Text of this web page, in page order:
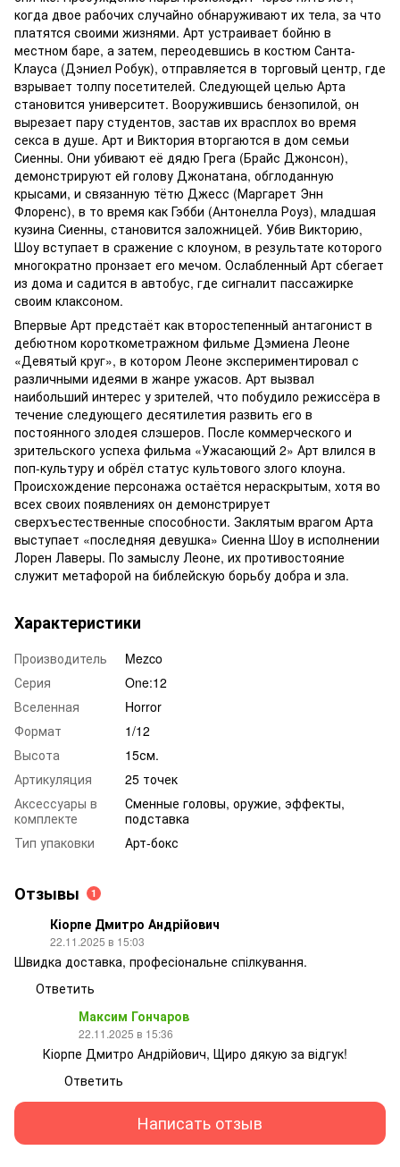
когда двое рабочих случайно обнаруживают их тела, за что
платятся своими жизнями. Арт устраивает бойню в
местном баре, а затем, переодевшись в костюм Санта-
Клауса (Дэниел Робук), отправляется в торговый центр, где
взрывает толпу посетителей. Следующей целью Арта
становится университет. Вооружившись бензопилой, он
вырезает пару студентов, застав их врасплох во время
секса в душе. Арт и Виктория вторгаются в дом семьи
Сиенны. Они убивают её дядю Грега (Брайс Джонсон),
демонстрируют ей голову Джонатана, обглоданную
крысами, и связанную тётю Джесс (Маргарет Энн
Флоренс), в то время как Гэбби (Антонелла Роуз), младшая
кузина Сиенны, становится заложницей. Убив Викторию,
Шоу вступает в сражение с клоуном, в результате которого
многократно пронзает его мечом. Ослабленный Арт сбегает
из дома и садится в автобус, где сигналит пассажирке
своим клаксоном.
Впервые Арт предстаёт как второстепенный антагонист в
дебютном короткометражном фильме Дэмиена Леоне
«Девятый круг», в котором Леоне экспериментировал с
различными идеями в жанре ужасов. Арт вызвал
наибольший интерес у зрителей, что побудило режиссёра в
течение следующего десятилетия развить его в
постоянного злодея слэшеров. После коммерческого и
зрительского успеха фильма «Ужасающий 2» Арт влился в
поп-культуру и обрёл статус культового злого клоуна.
Происхождение персонажа остаётся нераскрытым, хотя во
всех своих появлениях он демонстрирует
сверхъестественные способности. Заклятым врагом Арта
выступает «последняя девушка» Сиенна Шоу в исполнении
Лорен Лаверы. По замыслу Леоне, их противостояние
служит метафорой на библейскую борьбу добра и зла.
Характеристики
Производитель
Mezco
Серия
One:12
Вселенная
Horror
Формат
1/12
Высота
15см.
Артикуляция
25 точек
Аксессуары в
комплекте
Сменные головы, оружие, эффекты,
подставка
Тип упаковки
Арт-бокс
Отзывы 1
Кіорпе Дмитро Андрійович
22.11.2025 в 15:03
Швидка доставка, професіональне спілкування.
Ответить
Максим Гончаров
22.11.2025 в 15:36
Кіорпе Дмитро Андрійович, Щиро дякую за відгук!
Ответить
Написать отзыв